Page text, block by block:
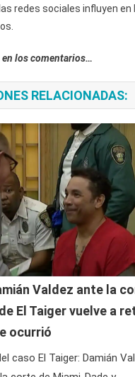
redes sociales influyen en
los comentarios…
RELACIONADAS:
Valdez ante la
El Taiger vuelve a
ocurrió
caso El Taiger: Damián